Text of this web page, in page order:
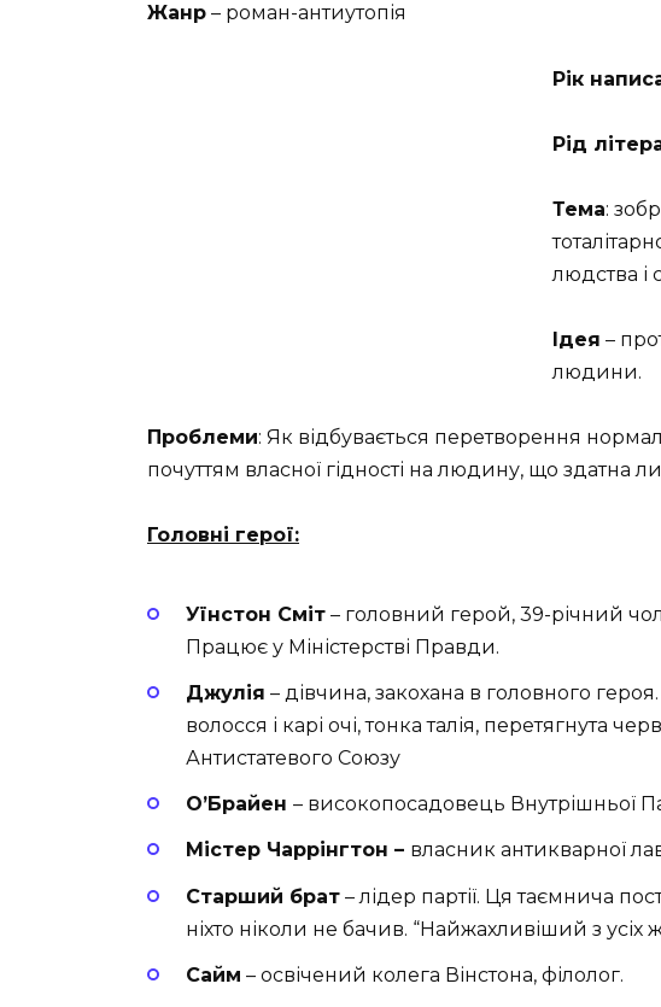
Жанр – роман-антиутопія
Рік
Рід
Тема:
людства і
Ідея –
людини.
Проблеми: Як відбувається перетворення
почуттям власної гідності на людину, що
Головні герої:
Уїнстон Сміт – головний герой, 39-річний
Працює у Міністерстві Правди.
Джулія – ​​дівчина, закохана в головного
волосся і карі очі, тонка талія, перетягнута
Антистатевого Союзу
О’Брайен – високопосадовець Внутрішньої
Містер Чаррінгтон – власник антикварної
Старший брат – лідер партії. Ця таємнича
ніхто ніколи не бачив. “Найжахливіший з усіх
Сайм – освічений колега Вінстона, філолог.